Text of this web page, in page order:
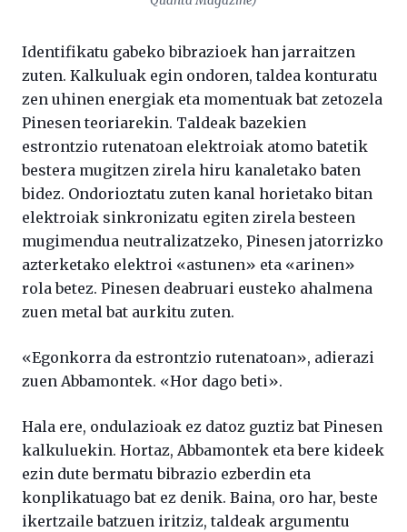
Identifikatu gabeko bibrazioek han jarraitzen
zuten. Kalkuluak egin ondoren, taldea konturatu
zen uhinen energiak eta momentuak bat zetozela
Pinesen teoriarekin. Taldeak bazekien
estrontzio rutenatoan elektroiak atomo batetik
bestera mugitzen zirela hiru kanaletako baten
bidez. Ondorioztatu zuten kanal horietako bitan
elektroiak sinkronizatu egiten zirela besteen
mugimendua neutralizatzeko, Pinesen jatorrizko
azterketako elektroi «astunen» eta «arinen»
rola betez. Pinesen deabruari eusteko ahalmena
zuen metal bat aurkitu zuten.
«Egonkorra da estrontzio rutenatoan», adierazi
zuen Abbamontek. «Hor dago beti».
Hala ere, ondulazioak ez datoz guztiz bat Pinesen
kalkuluekin. Hortaz, Abbamontek eta bere kideek
ezin dute bermatu bibrazio ezberdin eta
konplikatuago bat ez denik. Baina, oro har, beste
ikertzaile batzuen iritziz, taldeak argumentu